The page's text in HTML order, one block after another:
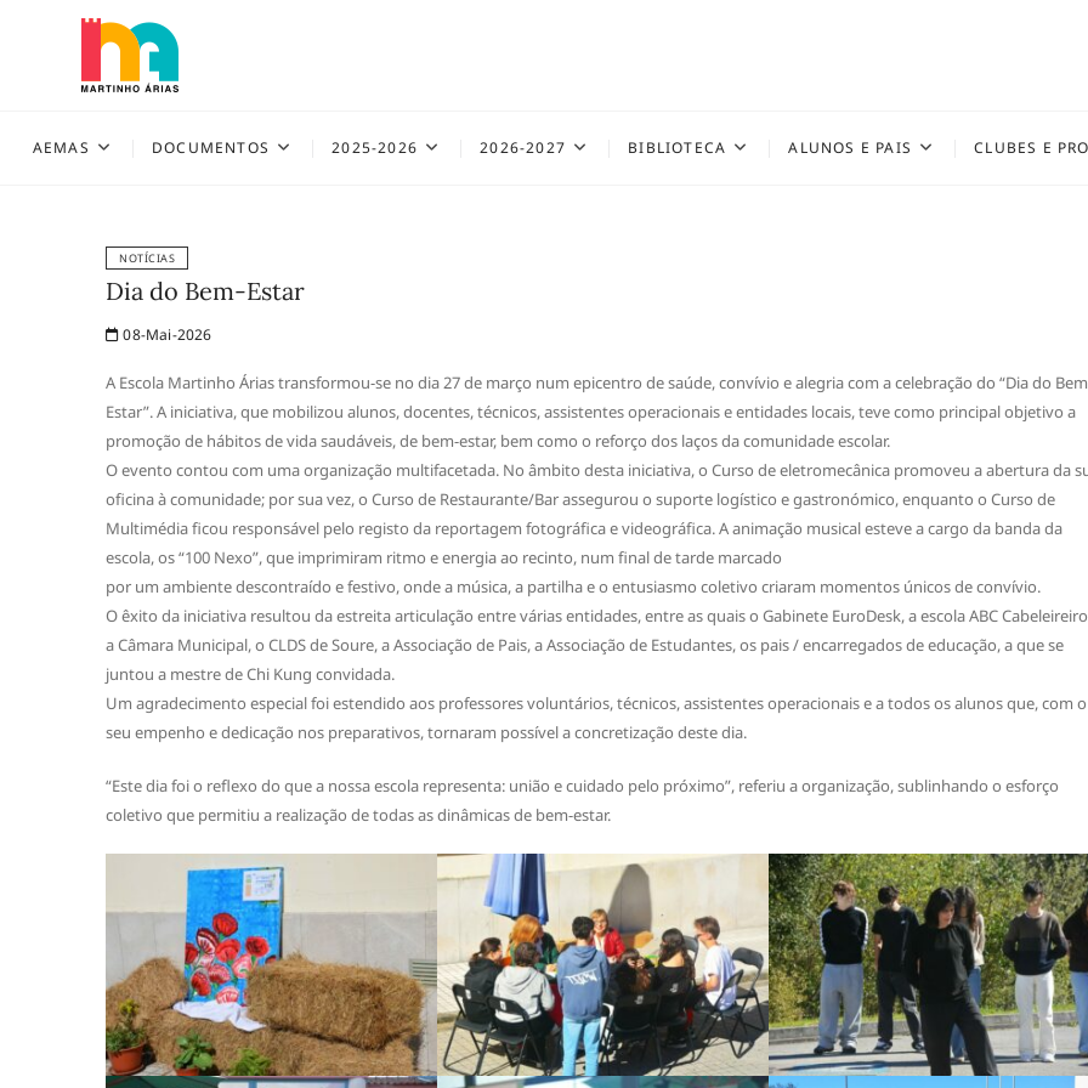
AEMAS DOCUMENTOS 2025-2026 2026-2027 BIBLIOTECA ALUNOS E PAIS CLUBES E
NOTÍCIAS
Dia do Bem-Estar
08-Mai-2026
A Escola Martinho Árias transformou-se no dia 27 de março num epicentro de saúde, convívio e alegria com a celebração do “Dia do
Estar”. A iniciativa, que mobilizou alunos, docentes, técnicos, assistentes operacionais e entidades locais, teve como principal objetivo a
promoção de hábitos de vida saudáveis, de bem-estar, bem como o reforço dos laços da comunidade escolar.
O evento contou com uma organização multifacetada. No âmbito desta iniciativa, o Curso de eletromecânica promoveu a abertura da
oficina à comunidade; por sua vez, o Curso de Restaurante/Bar assegurou o suporte logístico e gastronómico, enquanto o Curso de
Multimédia ficou responsável pelo registo da reportagem fotográfica e videográfica. A animação musical esteve a cargo da banda da
escola, os “100 Nexo”, que imprimiram ritmo e energia ao recinto, num final de tarde marcado
por um ambiente descontraído e festivo, onde a música, a partilha e o entusiasmo coletivo criaram momentos únicos de convívio.
O êxito da iniciativa resultou da estreita articulação entre várias entidades, entre as quais o Gabinete EuroDesk, a escola ABC
a Câmara Municipal, o CLDS de Soure, a Associação de Pais, a Associação de Estudantes, os pais / encarregados de educação, a que se
juntou a mestre de Chi Kung convidada.
Um agradecimento especial foi estendido aos professores voluntários, técnicos, assistentes operacionais e a todos os alunos que, com o
seu empenho e dedicação nos preparativos, tornaram possível a concretização deste dia.
“Este dia foi o reflexo do que a nossa escola representa: união e cuidado pelo próximo”, referiu a organização, sublinhando o esforço
coletivo que permitiu a realização de todas as dinâmicas de bem-estar.